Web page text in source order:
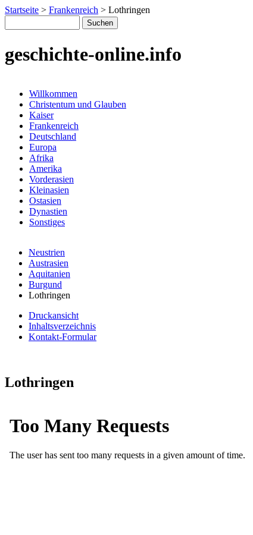
Startseite > Frankenreich > Lothringen
geschichte-online.info
Willkommen
Christentum und Glauben
Kaiser
Frankenreich
Deutschland
Europa
Afrika
Amerika
Vorderasien
Kleinasien
Ostasien
Dynastien
Sonstiges
Neustrien
Austrasien
Aquitanien
Burgund
Lothringen
Druckansicht
Inhaltsverzeichnis
Kontakt-Formular
Lothringen